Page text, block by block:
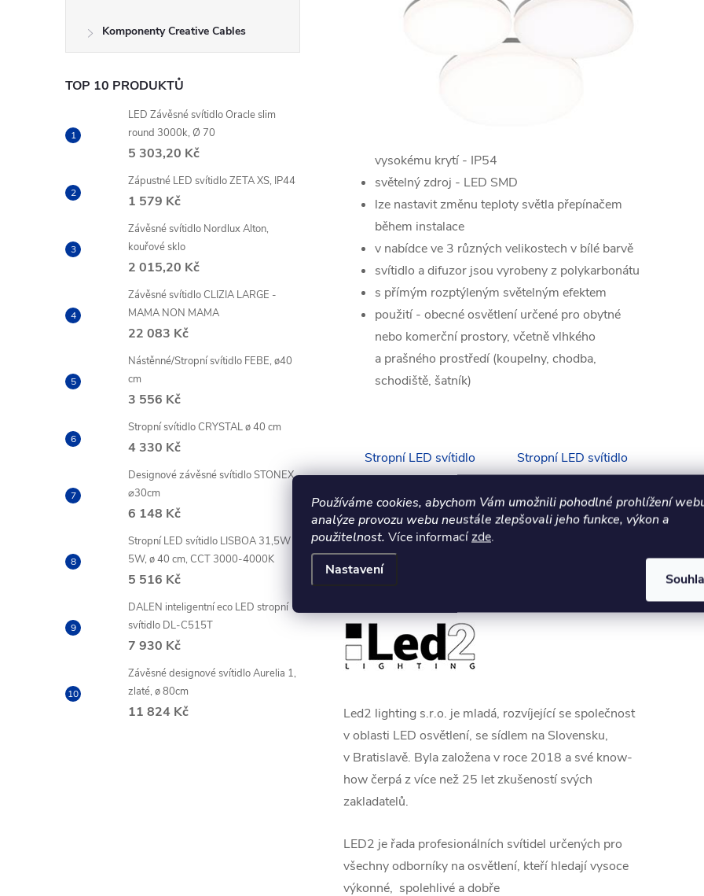
Používáme cookies, abychom Vám umožnili pohodlné prohlížení
analýze provozu webu neustále zlepšovali jeho funkce, výkon a
použitelnost. Více informacízde.
Nastavení
Komponenty Creative Cables
TOP 10 PRODUKTŮ
LED Závěsné svítidlo Oracle slim
round 3000k, Ø 70
5 303,20 Kč
Zápustné LED svítidlo ZETA XS, IP44
1 579 Kč
Závěsné svítidlo Nordlux Alton,
kouřové sklo
2 015,20 Kč
Závěsné svítidlo CLIZIA LARGE -
MAMA NON MAMA
22 083 Kč
Nástěnné/Stropní svítidlo FEBE, ø40
cm
3 556 Kč
Stropní svítidlo CRYSTAL ø 40 cm
4 330 Kč
Designové závěsné svítidlo STONEX
⌀30cm
6 148 Kč
Stropní LED svítidlo LISBOA 31,5W +
5W, ø 40 cm, CCT 3000-4000K
5 516 Kč
DALEN inteligentní eco LED stropní
svítidlo DL-C515T
7 930 Kč
Závěsné designové svítidlo Aurelia 1,
zlaté, ø 80cm
11 824 Kč
vysokému krytí - IP54
světelný zdroj - LED SMD
lze nastavit změnu teploty světla přepínačem
během instalace
v nabídce ve 3 různých velikostech v bílé barvě
svítidlo a difuzor jsou vyrobeny z polykarbonátu
s přímým rozptýleným světelným efektem
použití - obecné osvětlení určené pro obytné
nebo komerční prostory, včetně vlhkého
a prašného prostředí (koupelny, chodba,
schodiště, šatník)
Stropní LED svítidlo
ROUND II ø 28 cm
Stropní LED svítidlo
ROUND II ø 40 cm
Led2 lighting s.r.o. je mladá, rozvíjející se společnost
v oblasti LED osvětlení, se sídlem na Slovensku,
v Bratislavě. Byla založena v roce 2018 a své know-
how čerpá z více než 25 let zkušeností svých
zakladatelů.
LED2 je řada profesionálních svítidel určených pro
všechny odborníky na osvětlení, kteří hledají vysoce
výkonné, spolehlivé adobře